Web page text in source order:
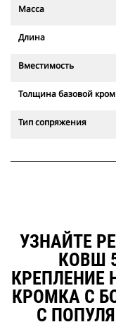
Масса
Длина
Вместимость
Толщина базовой
Тип сопряжения
УЗНАЙТЕ
КОВШ
КРЕПЛЕНИЕ
КРОМКА С
С